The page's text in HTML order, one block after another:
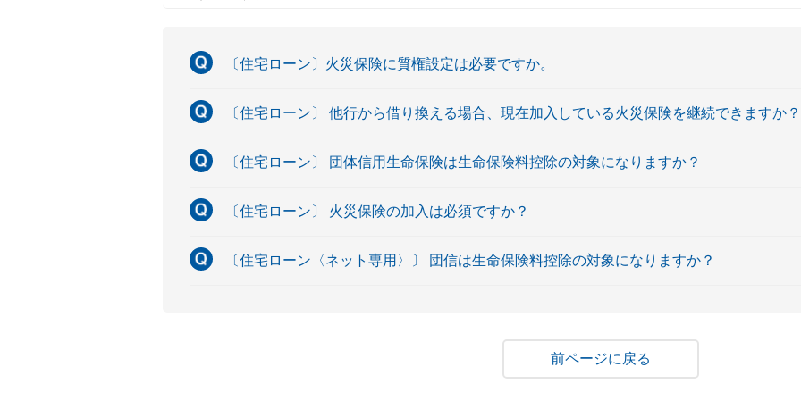
〔住宅ローン〕火災保険に質権設定は必要ですか。
〔住宅ローン〕 他行から借り換える場合、現在加入している火災保険を継続できますか？
〔住宅ローン〕 団体信用生命保険は生命保険料控除の対象になりますか？
〔住宅ローン〕 火災保険の加入は必須ですか？
〔住宅ローン〈ネット専用〉〕 団信は生命保険料控除の対象になりますか？
戻る